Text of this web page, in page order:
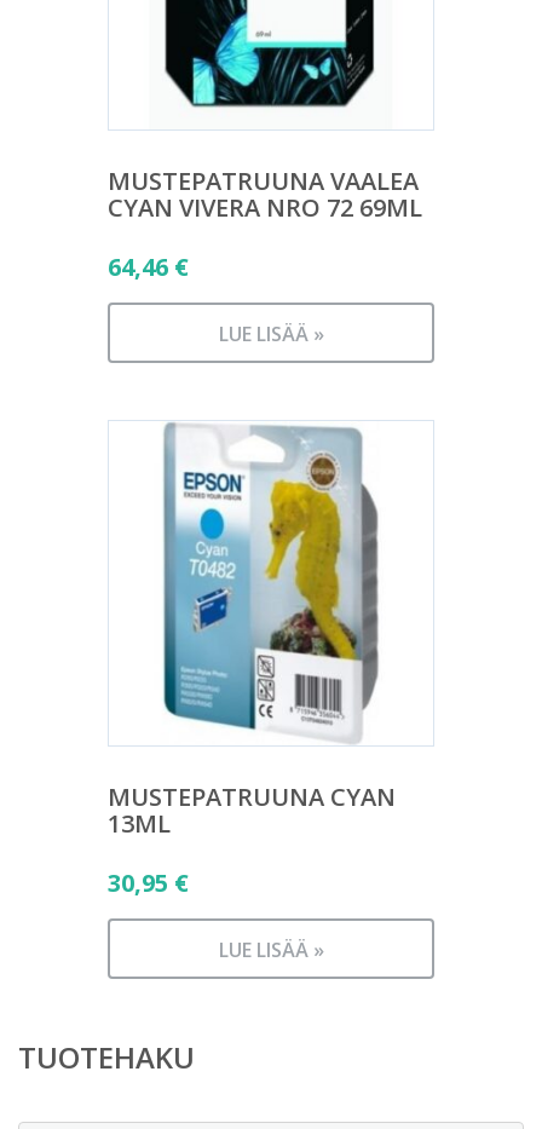
MUSTEPATRUUNA VAALEA
CYAN VIVERA NRO 72 69ML
64,46 €
LUE LISÄÄ »
MUSTEPATRUUNA CYAN
13ML
30,95 €
LUE LISÄÄ »
TUOTEHAKU